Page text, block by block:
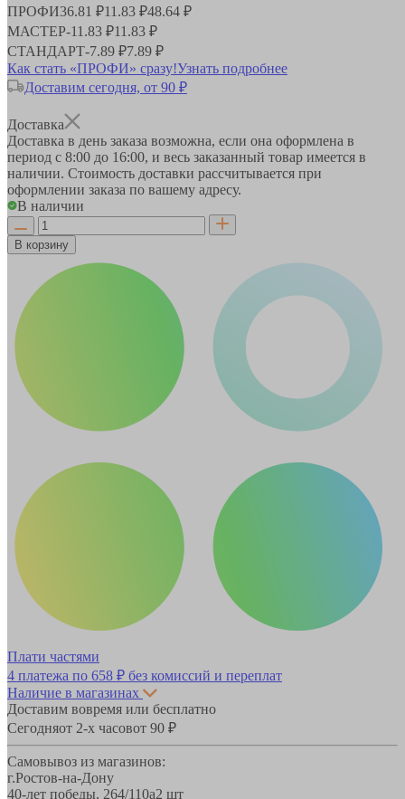
ПРОФИ36.81 ₽11.83 ₽48.64 ₽
МАСТЕР-11.83 ₽11.83 ₽
СТАНДАРТ-7.89 ₽7.89 ₽
Как стать «ПРОФИ» сразу!Узнать подробнее
Доставим сегодня, от 90 ₽
Доставка
Доставка в день заказа возможна, если она оформлена в
период с 8:00 до 16:00, и весь заказанный товар имеется в
наличии. Стоимость доставки рассчитывается при
оформлении заказа по вашему адресу.
В наличии
В корзину
Плати частями
4 платежа по 658 ₽ без комиссий и переплат
Наличие в магазинах
Доставим вовремя или бесплатно
Сегодняот 2-х часовот 90 ₽
Самовывоз из магазинов:
г.Ростов-на-Дону
40-лет победы, 264/110а2 шт